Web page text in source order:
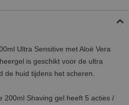
Ultra Sensitive met Aloë Vera
is geschikt voor de ultra
de huid tijdens het scheren.
200ml Shaving gel heeft 5 acties /